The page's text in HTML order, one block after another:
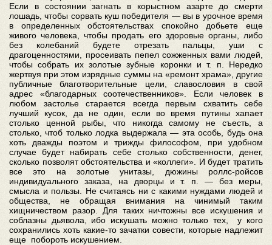
Если в состоянии загнать в корыстном азарте до смерти
лошадь, чтобы сорвать куш победителя — вы в урочное время
в определенных обстоятельствах спокойно добьете еще
живого человека, чтобы продать его здоровые органы, либо
без колебаний будете отрезать пальцы, уши с
драгоценностями, просеивать пепел сожженных вами людей,
чтобы собрать их золотые зубные коронки и т. п. Нередко
жертвуя при этом изрядные суммы на «ремонт храма», другие
публичные благотворительные цели, славословия в свой
адрес «благодарных соотечественников». Если человек в
любом застолье старается всегда первым схватить себе
лучший кусок, да не один, если во время путины хапает
столько ценной рыбы, что никогда самому не съесть, а
столько, чтоб только лодка выдержала — эта особь, будь она
хоть дважды поэтом и трижды философом, при удобном
случае будет набирать себе столько собственности, денег,
сколько позволят обстоятельства и «коллеги». И будет тратить
все это на золотые унитазы, дюжины роллс-ройсов
индивидуального заказа, на дворцы и т. п. — без меры,
смысла и пользы. Не считаясь ни с какими нуждами людей и
общества, не обращая внимания на чинимый таким
хищничеством разор. Для таких ничтожны все искушения и
соблазны дьявола, ибо искушать можно только тех, у кого
сохранились хоть какие-то зачатки совести, которые надлежит
еще побороть искушением.